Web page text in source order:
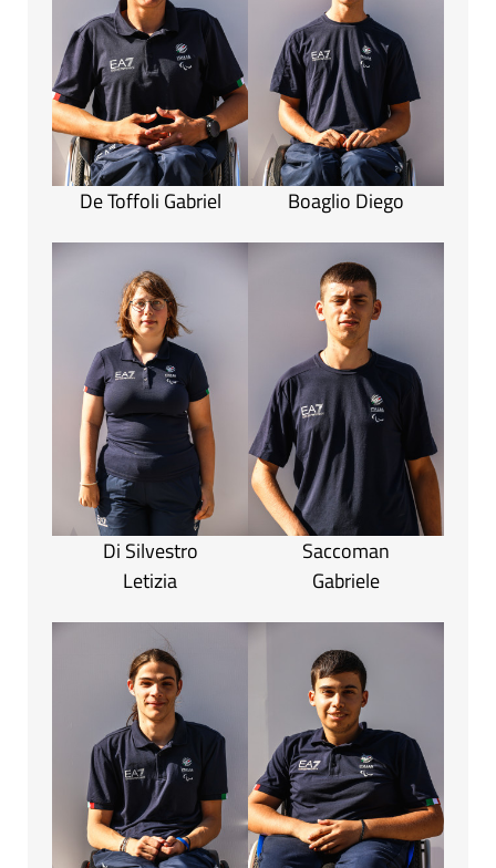
De Toffoli Gabriel Boaglio Diego
Di Silvestro
Letizia
Saccoman
Gabriele